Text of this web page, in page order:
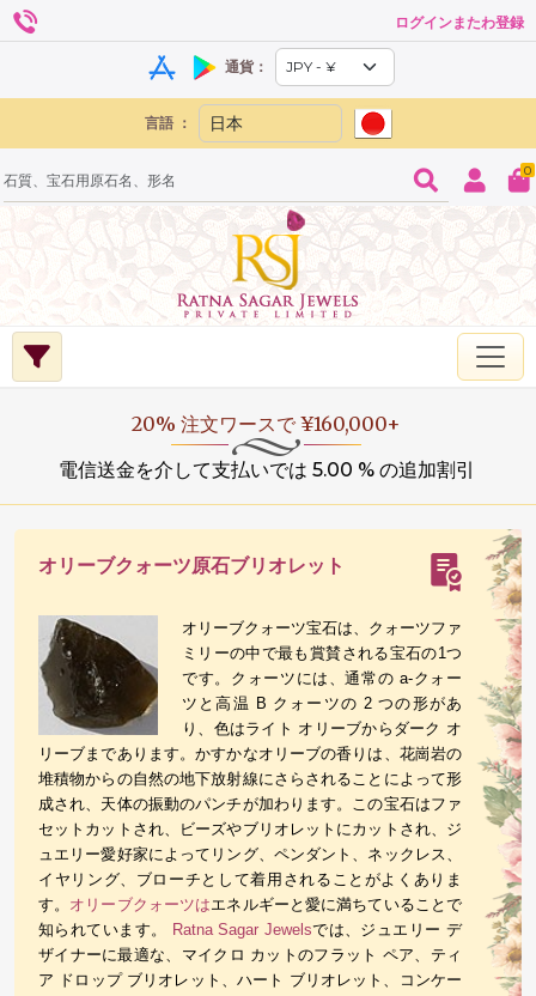
ログインまたわ登録
通貨：
言語 ：
0
20% 注文ワースで ¥160,000+
電信送金を介して支払いでは 5.00 % の追加割引
オリーブクォーツ原石ブリオレット
オリーブクォーツ宝石は、クォーツファ
ミリーの中で最も賞賛される宝石の1つ
です。クォーツには、通常の a-クォー
ツと高温 B クォーツの 2 つの形があ
り、色はライト オリーブからダーク オ
リーブまであります。かすかなオリーブの香りは、花崗岩の
堆積物からの自然の地下放射線にさらされることによって形
成され、天体の振動のパンチが加わります。この宝石はファ
セットカットされ、ビーズやブリオレットにカットされ、ジ
ュエリー愛好家によってリング、ペンダント、ネックレス、
イヤリング、ブローチとして着用されることがよくありま
す。 オリーブクォーツはエネルギーと愛に満ちていることで
知られています。
Ratna Sagar Jewelsでは、ジュエリー デ
ザイナーに最適な、マイクロ カットのフラット ペア、ティ
ア ドロップ ブリオレット、ハート ブリオレット、コンケー